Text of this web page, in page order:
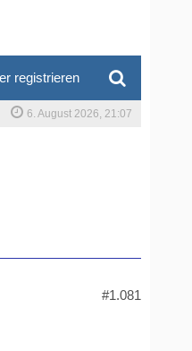
registrieren
6. August 2026, 21:07
#1.081